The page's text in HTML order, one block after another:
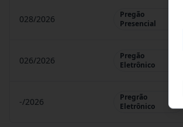
028/2026
Pregão
Presencial
026/2026
Pregão
Eletrônico
-/2026
Pregrão
Eletrônico